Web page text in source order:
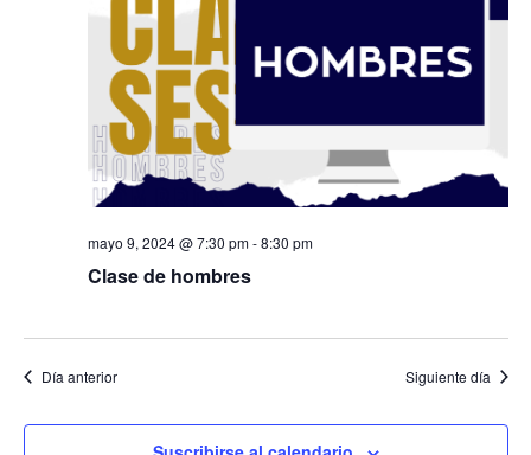
de
mayo 9, 2024 @ 7:30 pm-8:30 pm
Clase de hombres
Día anterior Siguiente día